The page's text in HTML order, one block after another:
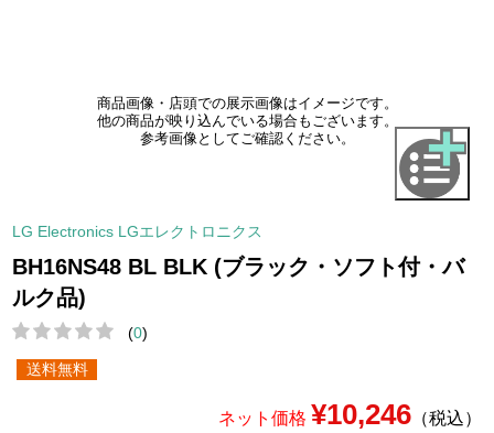
商品画像・店頭での展示画像はイメージです。
他の商品が映り込んでいる場合もございます。
参考画像としてご確認ください。
LG Electronics LGエレクトロニクス
BH16NS48 BL BLK (ブラック・ソフト付・バ
ルク品)
(0)
送料無料
ネット価格 ¥10,246（税込）